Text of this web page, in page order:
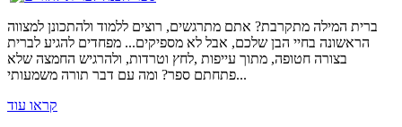
ברית המילה מתקרבת? אתם מתרגשים, רוצים ללמוד ולהתכונן למצווה
הראשונה בחיי הבן שלכם, אבל לא מספיקים... מפחדים להגיע לברית
בצורה חטופה, מתוך עייפות ,לחץ וטרדות, ולהרגיש החמצה שלא
פתחתם ספר? ומה עם דבר תורה משמעותי...
קראו עוד